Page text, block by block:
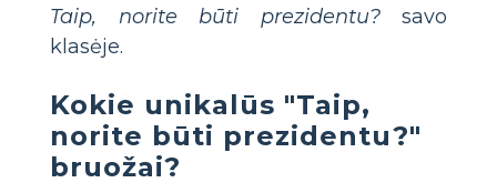
Taip, norite būti prezidentu?savo
klasėje.
Kokie unikalūs "Taip,
norite būti prezidentu?"
bruožai?